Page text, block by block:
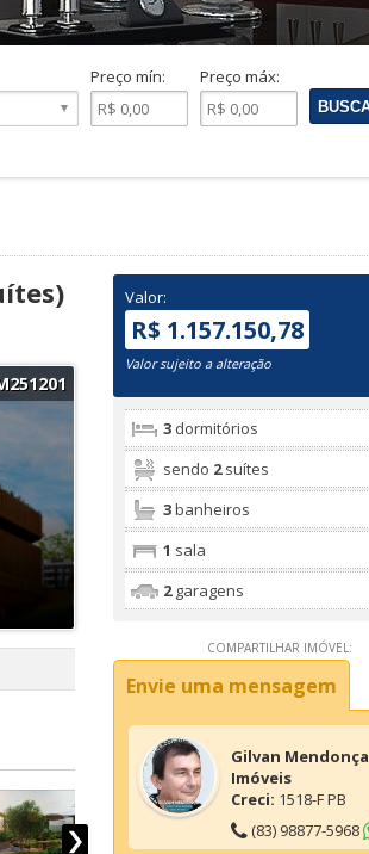
Preço mín: Preço máx:
Valor:
R$ 1.157.150,78
Valor sujeito a alteração
3dormitórios
sendo 2suítes
3banheiros
1 sala
2garagens
COMPARTILHAR IMÓVEL:
Envie uma mensagem
Gilvan Mendonça
Imóveis
Creci: 1518-F PB
(83) 98877-5968